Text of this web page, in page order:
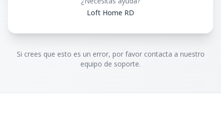
Loft Home RD
Si crees que esto es un error, por favor contacta a nuestro
equipo de soporte.